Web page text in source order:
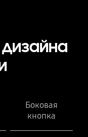
Боковая
кнопка